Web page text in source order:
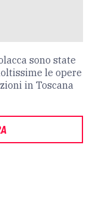
sono state
le opere
in Toscana